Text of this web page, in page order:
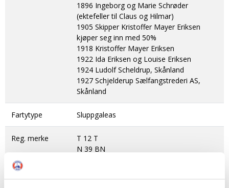
1896 Ingeborg og Marie Schrøder
(ektefeller til Claus og Hilmar)
1905 Skipper Kristoffer Mayer Eriksen
kjøper seg inn med 50%
1918 Kristoffer Mayer Eriksen
1922 Ida Eriksen og Louise Eriksen
1924 Ludolf Scheldrup, Skånland
1927 Schjelderup Sælfangstrederi AS,
Skånland
Fartytype Sluppgaleas
Reg. merke
T 12 T
N 39 BN
Heimehamn